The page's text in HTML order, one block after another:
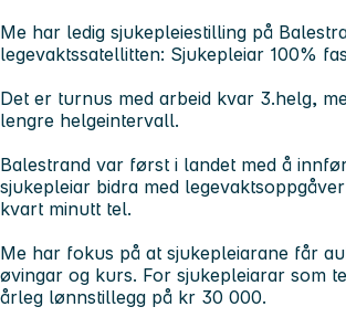
Me har ledig sjukepleiestilling på
legevaktssatellitten: Sjukepleiar 100%
Det er turnus med arbeid kvar 3.helg,
lengre helgeintervall.
Balestrand var først i landet med å
sjukepleiar bidra med
kvart minutt tel.
Me har fokus på at sjukepleiarane får
øvingar og kurs. For sjukepleiarar som
årleg lønnstillegg på kr 30 000.